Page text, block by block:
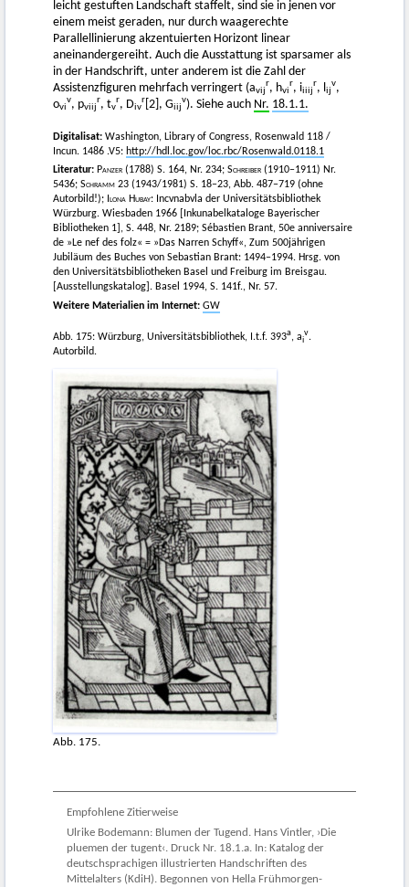
leicht gestuften Landschaft staffelt, sind sie in jenen vor
einem meist geraden, nur durch waagerechte
Parallellinierung akzentuierten Horizont linear
aneinandergereiht. Auch die Ausstattung ist sparsamer als
in der Handschrift, unter anderem ist die Zahl der
Assistenzfiguren mehrfach verringert (avij
r, hvi
r, iiiij
r, l ij
v,
ovi
v, pviij
r, tv
r, Div
r [2], Giij
v). Siehe auch Nr. 18.1.1.
Digitalisat: Washington, Library of Congress, Rosenwald 118 /
Incun. 1486 .V5: http://hdl.loc.gov/loc.rbc/Rosenwald.0118.1
Literatur: Panzer (1788) S. 164, Nr. 234; Schreiber (1910–1911) Nr.
5436; Schramm 23 (1943/1981) S. 18–23, Abb. 487–719 (ohne
Autorbild!); Ilona Hubay: Incvnabvla der Universitätsbibliothek
Würzburg. Wiesbaden 1966 [Inkunabelkataloge Bayerischer
Bibliotheken 1], S. 448, Nr. 2189; Sébastien Brant, 50e anniversaire
de »Le nef des folz« = »Das Narren Schyff«, Zum 500jährigen
Jubiläum des Buches von Sebastian Brant: 1494–1994. Hrsg. von
den Universitätsbibliotheken Basel und Freiburg im Breisgau.
[Ausstellungskatalog]. Basel 1994, S. 141f., Nr. 57.
Weitere Materialien im Internet: GW
Abb. 175: Würzburg, Universitätsbibliothek, I.t.f. 393a, ai
v.
Autorbild.
Abb. 175.
Empfohlene Zitierweise
Ulrike Bodemann: Blumen der Tugend. Hans Vintler, ›Die
pluemen der tugent‹. Druck Nr. 18.1.a. In: Katalog der
deutschsprachigen illustrierten Handschriften des
Mittelalters (KdiH). Begonnen von Hella Frühmorgen-